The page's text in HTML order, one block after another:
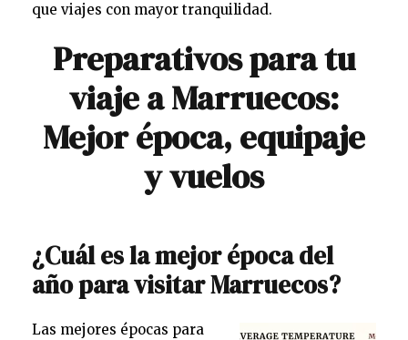
que viajes con mayor tranquilidad.
Preparativos para tu
viaje a Marruecos:
Mejor época, equipaje
y vuelos
¿Cuál es la mejor época del
año para visitar Marruecos?
Las mejores épocas para